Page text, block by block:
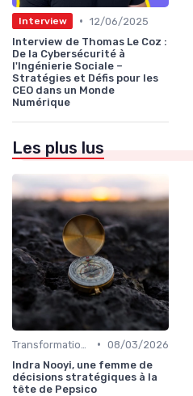
Interview • 12/06/2025
Interview de Thomas Le Coz :
De la Cybersécurité à
l'Ingénierie Sociale –
Stratégies et Défis pour les
CEO dans un Monde
Numérique
Les plus lus
• 08/03/2026
Indra Nooyi, une femme de
décisions stratégiques à la
tête de Pepsico